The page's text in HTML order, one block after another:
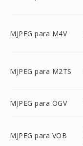
MJPEG para M4V
MJPEG para M2TS
MJPEG para OGV
MJPEG para VOB